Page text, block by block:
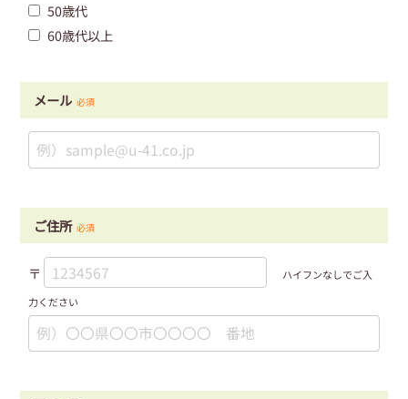
50歳代
60歳代以上
メール 必須
ご住所 必須
〒
ハイフンなしでご入
力ください